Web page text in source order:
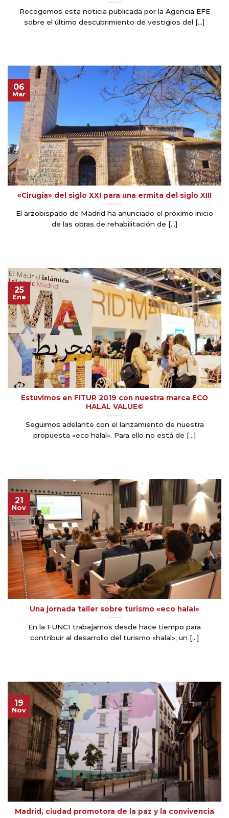
Recogemos esta noticia publicada por la Agencia EFE
sobre el último descubrimiento de vestigios del [...]
«Cirugía» del siglo XXI para una ermita del siglo XIII
El arzobispado de Madrid ha anunciado el próximo inicio
de las obras de rehabilitación de [...]
06
Mar
Estuvimos en FITUR 2019 con nuestra marca ECO
HALAL VALUE©
Seguimos adelante con el lanzamiento de nuestra
propuesta «eco halal». Para ello no está de [...]
25
Ene
Una jornada taller sobre turismo «eco halal»
En la FUNCI trabajamos desde hace tiempo para
contribuir al desarrollo del turismo «halal»; un [...]
21
Nov
Madrid, ciudad promotora de la paz y la convivencia
19
Nov